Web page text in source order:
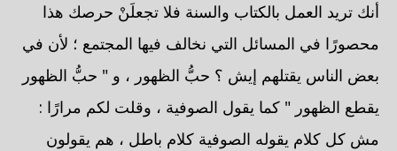
أنك تريد العمل بالكتاب والسنة فلا تجعلَنْ حرصك هذا
محصورًا في المسائل التي نخالف فيها المجتمع ؛ لأن في
بعض الناس يقتلهم إيش ؟ حبُّ الظهور ، و " حبُّ الظهور
يقطع الظهور " كما يقول الصوفية ، وقلت لكم مرارًا :
مش كل كلام يقوله الصوفية كلام باطل ، هم يقولون